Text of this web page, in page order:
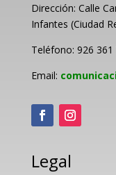
Dirección: Calle
Infantes (Ciudad
Teléfono: 926 361
Email:
Legal